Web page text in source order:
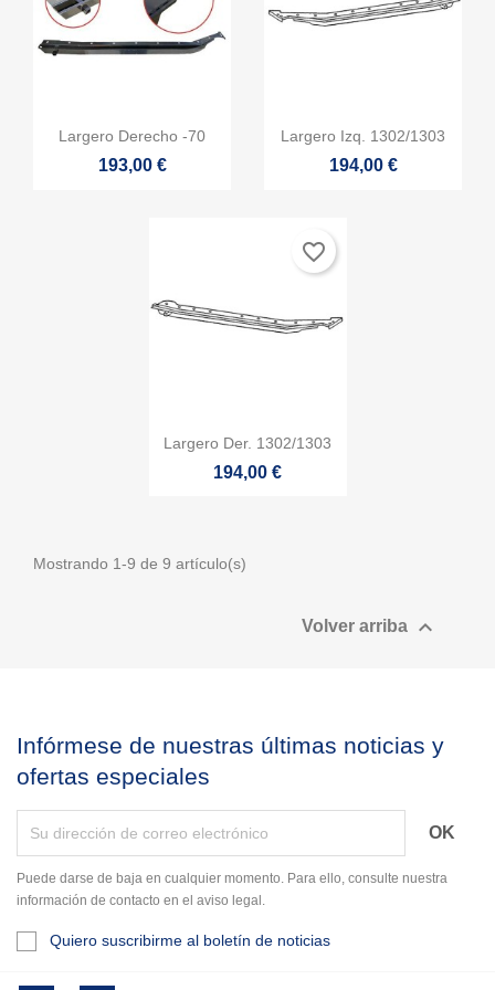
Vista rápida
Largero Derecho -70
193,00 €
Vista rápida
Largero Izq. 1302/1303
194,00 €
Vista rápida
Largero Der. 1302/1303
194,00 €
favorite_border
Mostrando 1-9 de 9 artículo(s)
Volver arriba 
Infórmese de nuestras últimas noticias y
ofertas especiales
Puede darse de baja en cualquier momento. Para ello, consulte nuestra
información de contacto en el aviso legal.
Quiero suscribirme al boletín de noticias